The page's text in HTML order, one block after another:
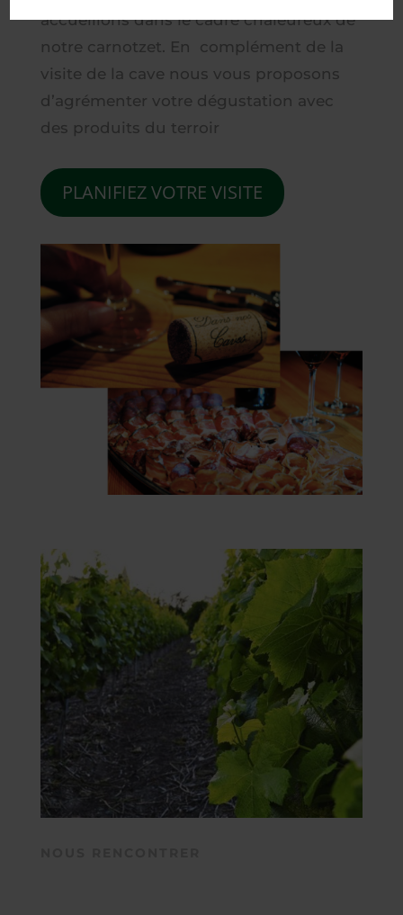
accueillons dans le cadre chaleureux de
notre carnotzet. En complément de la
visite de la cave nous vous proposons
d’agrémenter votre dégustation avec
des produits du terroir
PLANIFIEZ VOTRE VISITE